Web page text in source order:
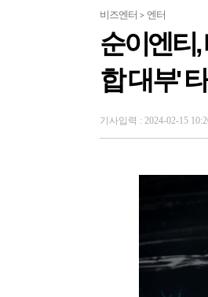
비즈엔터 > 엔터
순이엔티
합 대부'
기사입력 : 2024-02-15